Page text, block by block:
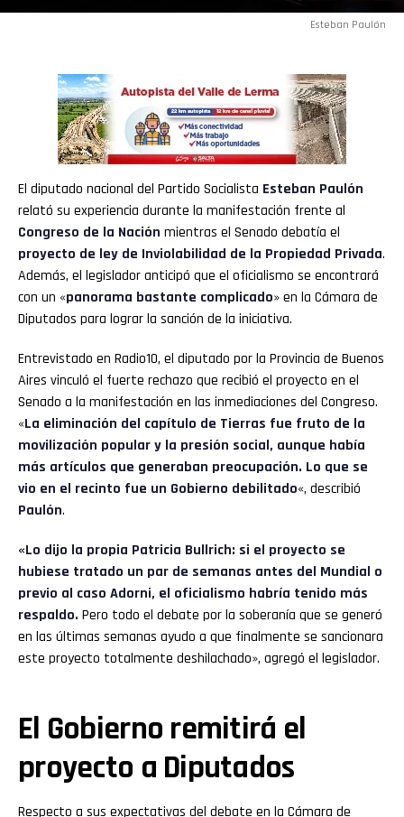
Esteban Paulón
El diputado nacional del Partido Socialista Esteban Paulón
relató su experiencia durante la manifestación frente al
Congreso de la Nación mientras el Senado debatía el
proyecto de ley de Inviolabilidad de la Propiedad Privada.
Además, el legislador anticipó que el oficialismo se encontrará
con un «panorama bastante complicado» en la Cámara de
Diputados para lograr la sanción de la iniciativa.
Entrevistado en Radio10, el diputado por la Provincia de Buenos
Aires vinculó el fuerte rechazo que recibió el proyecto en el
Senado a la manifestación en las inmediaciones del Congreso.
«La eliminación del capítulo de Tierras fue fruto de la
movilización popular y la presión social, aunque había
más artículos que generaban preocupación. Lo que se
vio en el recinto fue un Gobierno debilitado«, describió
Paulón.
«Lo dijo la propia Patricia Bullrich: si el proyecto se
hubiese tratado un par de semanas antes del Mundial o
previo al caso Adorni, el oficialismo habría tenido más
respaldo. Pero todo el debate por la soberanía que se generó
en las últimas semanas ayudo a que finalmente se sancionara
este proyecto totalmente deshilachado», agregó el legislador.
El Gobierno remitirá el
proyecto a Diputados
Respecto a sus expectativas del debate en la Cámara de